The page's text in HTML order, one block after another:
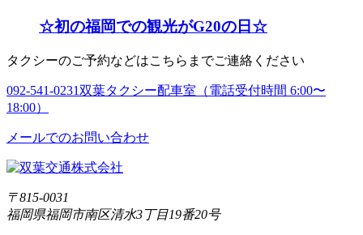
☆初の福岡での観光がG20の日☆
タクシーのご予約などはこちらまでご連絡ください
092-541-0231双葉タクシー配車室（電話受付時間 6:00〜
18:00）
メールでのお問い合わせ
〒815-0031
福岡県福岡市南区清水3丁目19番20号